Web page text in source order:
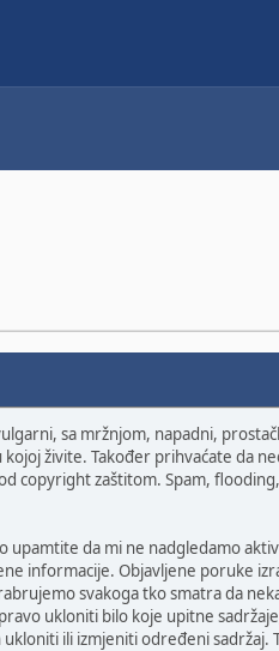
sa mržnjom, napadni,
živite. Također prihvaćate da
copyright zaštitom. Spam,
upamtite da mi ne nadgledamo
informacije. Objavljene poruke
svakoga tko smatra da
ukloniti bilo koje upitne
ili izmjeniti određeni sadržaj.